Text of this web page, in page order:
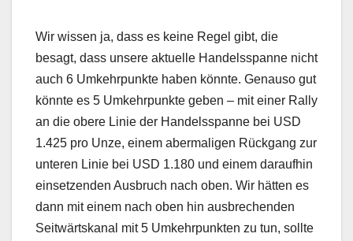
Wir wissen ja, dass es keine Regel gibt, die
besagt, dass unsere aktuelle Handelsspanne nicht
auch 6 Umkehrpunkte haben könnte. Genauso gut
könnte es 5 Umkehrpunkte geben – mit einer Rally
an die obere Linie der Handelsspanne bei USD
1.425 pro Unze, einem abermaligen Rückgang zur
unteren Linie bei USD 1.180 und einem daraufhin
einsetzenden Ausbruch nach oben. Wir hätten es
dann mit einem nach oben hin ausbrechenden
Seitwärtskanal mit 5 Umkehrpunkten zu tun, sollte